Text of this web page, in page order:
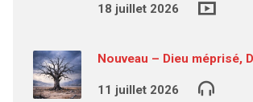
18 juillet 2026
Nouveau – Dieu méprisé,
11 juillet 2026